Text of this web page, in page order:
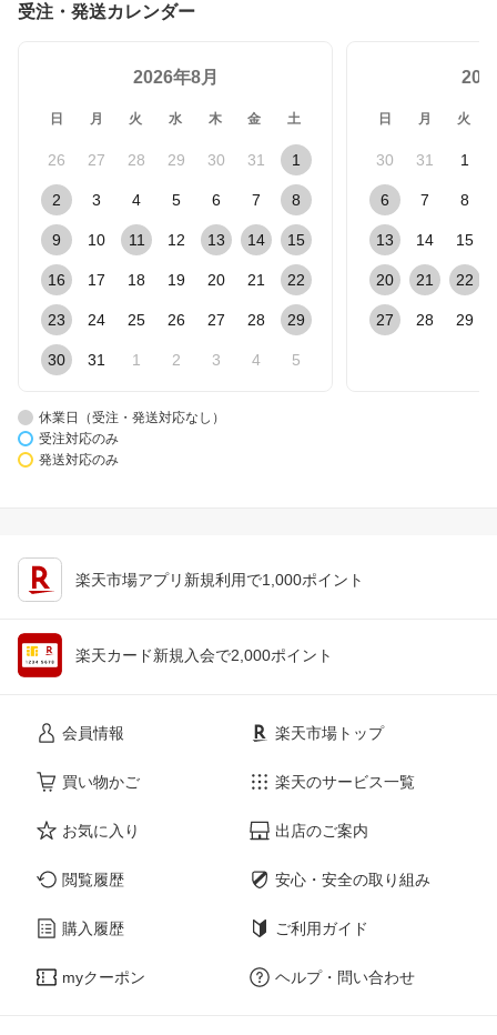
受注・発送カレンダー
2026年8月
日 月 火 水 木 金 土
26 27 28 29 30 31 1
2 3 4 5 6 7 8
9 10 11 12 13 14 15
16 17 18 19 20 21 22
23 24 25 26 27 28 29
30 31 1 2 3 4 5
日 月 火
30 31 1
6 7 8
13 14 15
20 21 22
27 28 29
休業日（受注・発送対応なし）
受注対応のみ
発送対応のみ
楽天市場アプリ新規利用で1,000ポイント
楽天カード新規入会で2,000ポイント
会員情報
買い物かご
お気に入り
閲覧履歴
購入履歴
myクーポン
楽天市場トップ
楽天のサービス一覧
出店のご案内
安心・安全の取り組み
ご利用ガイド
ヘルプ・問い合わせ